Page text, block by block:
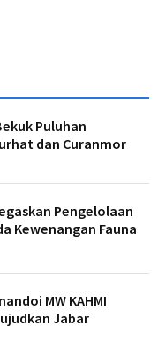
Puluhan
dan Curanmor
Pengelolaan
Kewenangan Fauna
MW KAHMI
Jabar